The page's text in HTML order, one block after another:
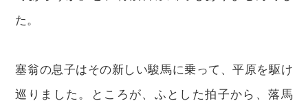
た。
塞翁の息子はその新しい駿馬に乗って、平原を駆け
巡りました。ところが、ふとした拍子から、落馬